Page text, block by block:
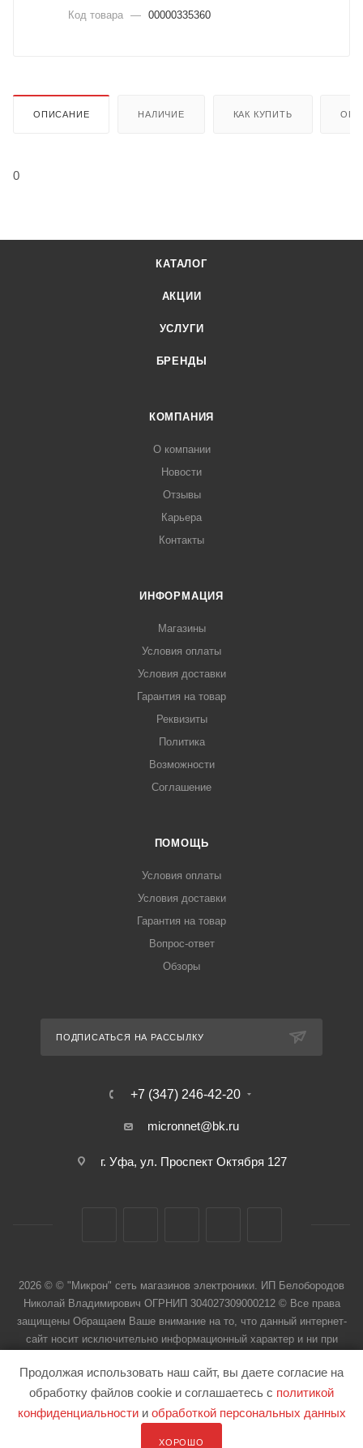
Код товара — 00000335360
ОПИСАНИЕ НАЛИЧИЕ КАК КУПИТЬ
0
КАТАЛОГ
АКЦИИ
УСЛУГИ
БРЕНДЫ
КОМПАНИЯ
О компании
Новости
Отзывы
Карьера
Контакты
ИНФОРМАЦИЯ
Магазины
Условия оплаты
Условия доставки
Гарантия на товар
Реквизиты
Политика
Возможности
Соглашение
ПОМОЩЬ
Условия оплаты
Условия доставки
Гарантия на товар
Вопрос-ответ
Обзоры
ПОДПИСАТЬСЯ НА РАССЫЛКУ
+7 (347) 246-42-20
micronnet@bk.ru
г. Уфа, ул. Проспект Октября 127
2026 © © "Микрон" сеть магазинов электроники. ИП Белобородов
Николай Владимирович ОГРНИП 304027309000212 © Все права
защищены Обращаем Ваше внимание на то, что данный интернет-
сайт носит исключительно информационный характер и ни при
Продолжая использовать наш сайт, вы даете согласие на
обработку файлов cookie и соглашаетесь с политикой
конфиденциальностии обработкой персональных данных
ХОРОШО